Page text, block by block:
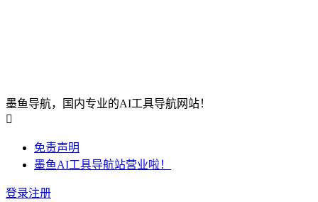
墨鱼导航，国内专业的AI工具导航网站！

免责声明
墨鱼AI工具导航站营业啦！
登录注册